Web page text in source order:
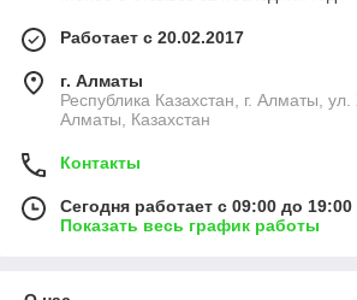
Работает с 20.02.2017
г. Алматы
Республика Казахстан, г. Алматы,
Алматы, Казахстан
Контакты
Сегодня работает с 09:00 до 19:00
Показать весь график работы